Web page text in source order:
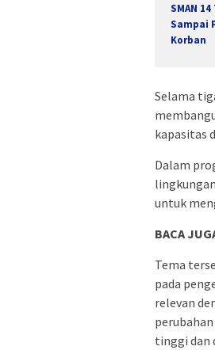
SMAN
Sampai
Korban
Selama
kapasitas
Dalam
untuk
BACA
Tema
pada
relevan
tinggi dan